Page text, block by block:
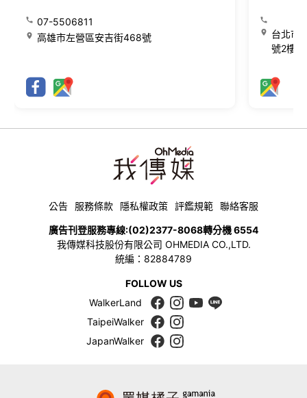
07-5506811
高雄市左營區安吉街468號
台北市
號2樓
公告 服務條款 隱私權政策 評鑑規範 聯絡客服
廣告刊登服務專線:(02)2377-8068轉分機 6554
我傳媒科技股份有限公司 OHMEDIA CO.,LTD.
統編：82884789
FOLLOW US
WalkerLand
TaipeiWalker
JapanWalker